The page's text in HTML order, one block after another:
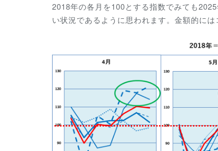
2018年の各月を100とする指数でみても
い状況であるように思われます。金額的に